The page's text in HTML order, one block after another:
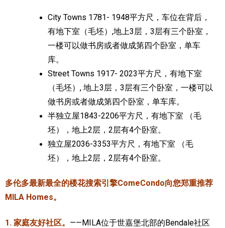
City Towns 1781- 1948平方尺，车位在背后，
有地下室（毛坯）,地上3层，3层有三个卧室，
一楼可以做书房或者做成第四个卧室，单车
库。
Street Towns 1917- 2023平方尺，有地下室
（毛坯）, 地上3层，3层有三个卧室，一楼可以
做书房或者做成第四个卧室，单车库。
半独立屋1843-2206平方尺，有地下室 （毛
坯），地上2层，2层有4个卧室。
独立屋2036-3353平方尺，有地下室 （毛
坯），地上2层，2层有4个卧室。
多伦多最新最全的楼花搜索引擎ComeCondo向您郑重推荐
MILA Homes。
1. 家庭友好社区。 ——MILA位于世嘉堡北部的Bendale社区